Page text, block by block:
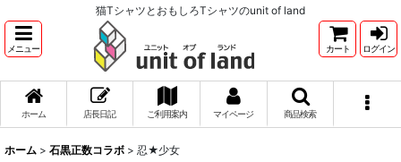
猫TシャツとおもしろTシャツのunit of land
メニュー カート ログイン
ホーム 店長日記 ご利用案内 マイページ 商品検索
ホーム > 石黒正数コラボ > 忍★少女